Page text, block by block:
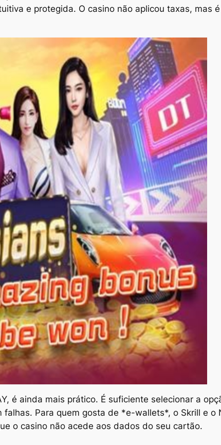
e protegida. O casino não aplicou taxas, mas
é ainda mais prático. É suficiente selecionar a
Para quem gosta de *e-wallets*, o Skrill e o
o casino não acede aos dados do seu cartão.